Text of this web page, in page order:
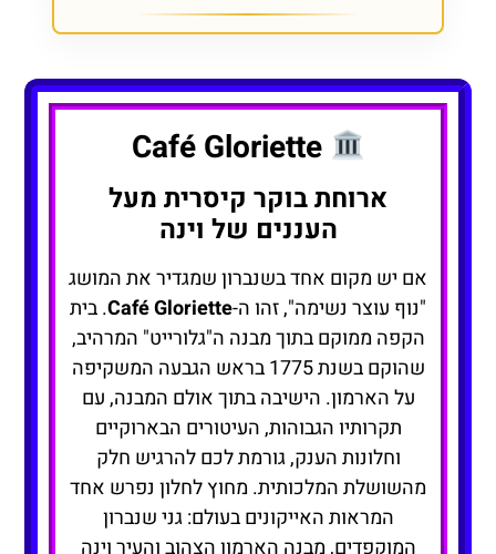
Café Gloriette
ארוחת בוקר קיסרית מעל
העננים של וינה
אם יש מקום אחד בשנברון שמגדיר את המושג
"נוף עוצר נשימה", זהו ה-Café Gloriette. בית
הקפה ממוקם בתוך מבנה ה"גלורייט" המרהיב,
שהוקם בשנת 1775 בראש הגבעה המשקיפה
על הארמון. הישיבה בתוך אולם המבנה, עם
תקרותיו הגבוהות, העיטורים הבארוקיים
וחלונות הענק, גורמת לכם להרגיש חלק
מהשושלת המלכותית. מחוץ לחלון נפרש אחד
המראות האייקונים בעולם: גני שנברון
המוקפדים, מבנה הארמון הצהוב והעיר וינה